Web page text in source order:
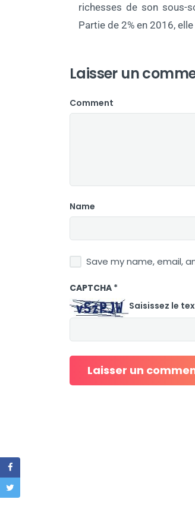
richesses de son sous-
Partie de 2% en 2016,
Laisser un
Comment
Name
Save my name, email,
CAPTCHA *
Saisissez le